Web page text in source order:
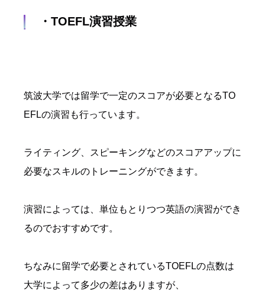
・TOEFL演習授業
筑波大学では留学で一定のスコアが必要となるTO
EFLの演習も行っています。
ライティング、スピーキングなどのスコアアップに
必要なスキルのトレーニングができます。
演習によっては、単位もとりつつ英語の演習ができ
るのでおすすめです。
ちなみに留学で必要とされているTOEFLの点数は
大学によって多少の差はありますが、